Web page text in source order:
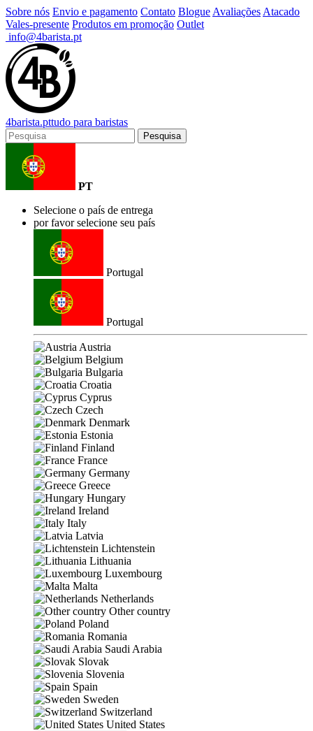
Sobre nós Envio e pagamento Contato Blogue Avaliações Atacado
Vales-presente Produtos em promoção Outlet
info@4barista.pt
4barista.pttudo para baristas
Pesquisa
PT
Selecione o país de entrega
por favor selecione seu país
Portugal
Portugal
Austria
Belgium
Bulgaria
Croatia
Cyprus
Czech
Denmark
Estonia
Finland
France
Germany
Greece
Hungary
Ireland
Italy
Latvia
Lichtenstein
Lithuania
Luxembourg
Malta
Netherlands
Other country
Poland
Romania
Saudi Arabia
Slovak
Slovenia
Spain
Sweden
Switzerland
United States